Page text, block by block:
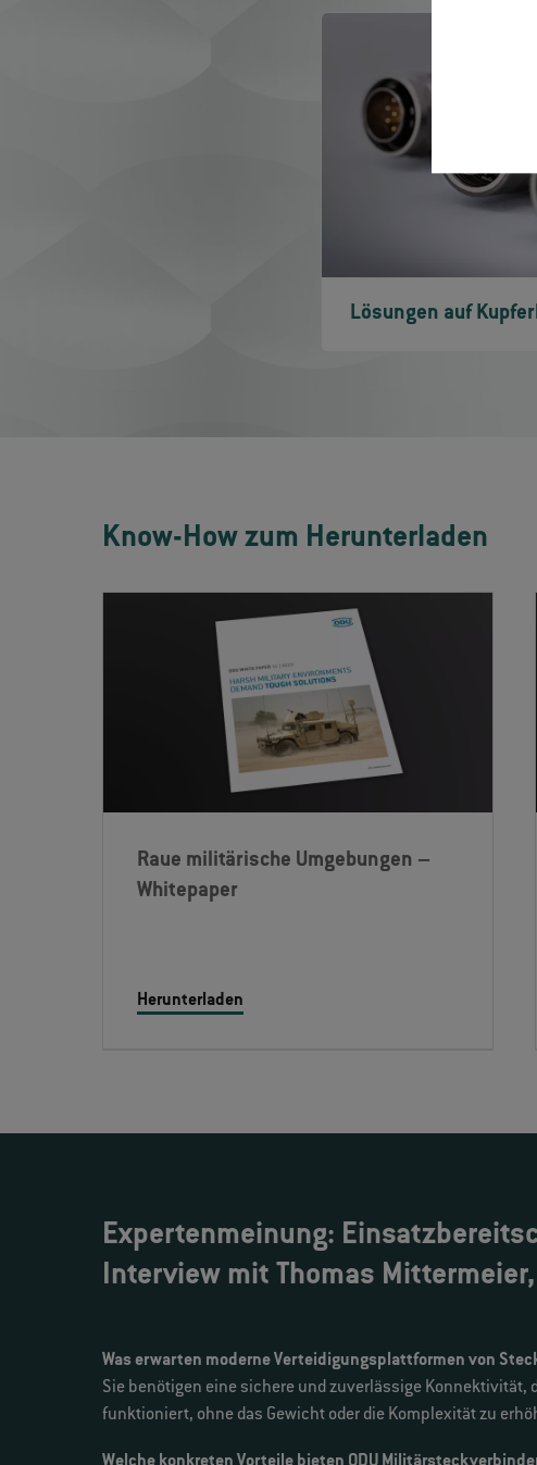
Lösungen auf
Know-How zum Herunterladen
Raue militärische Umgebungen –
Whitepaper
Herunterladen
Expertenmeinung:
Interview mit Thomas
Was erwarten moderne Verteidigungsplattformen von
Sie benötigen eine sichere und zuverlässige Konnektivität,
funktioniert, ohne das Gewicht oder die Komplexität zu